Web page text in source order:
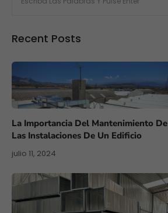
Recent Posts
La Importancia Del Mantenimiento
Las Instalaciones De Un Edificio
julio 11, 2024